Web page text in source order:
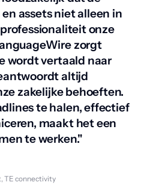
assets niet alleen in
onze
zorgt
wordt vertaald naar
altijd
zakelijke behoeften.
te halen, effectief
maakt het een
te werken."
TE connectivity